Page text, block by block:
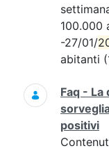
100.000
-27/01/
abitanti
Faq -
positivi